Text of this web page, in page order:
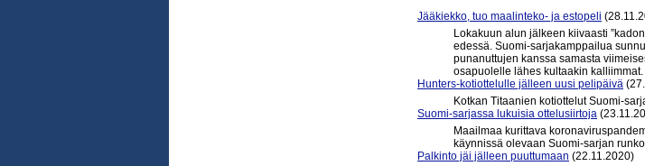
Jääkiekko, tuo maalinteko- ja estopeli
Lokakuun alun jälkeen kiivaasti
edessä. Suomi-sarjakamppailua
punanuttujen kanssa samasta
osapuolelle lähes kultaakin kalliimmat.
Hunters-kotiottelulle jälleen uusi pelipäivä
Kotkan Titaanien kotiottelut Suomi-
Suomi-sarjassa lukuisia ottelusiirtoja
Maailmaa kurittava
käynnissä olevaan Suomi-sarjan
Palkinto jäi jälleen puuttumaan (22.11.2020)